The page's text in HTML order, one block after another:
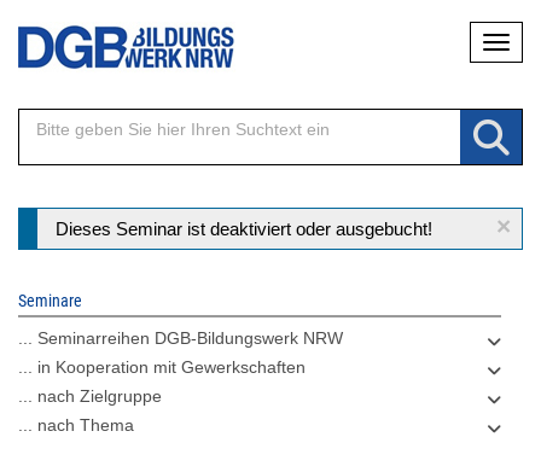
Direkt
Inhalt
×
Statusmeldung
Dieses Seminar ist deaktiviert oder ausgebucht!
Seminare
... Seminarreihen DGB-Bildungswerk NRW
... in Kooperation mit Gewerkschaften
... nach Zielgruppe
... nach Thema